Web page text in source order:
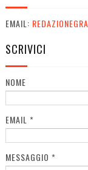
EMAIL:
SCRIVICI
NOME
EMAIL *
MESSAGGIO *